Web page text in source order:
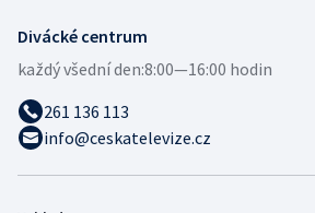
Divácké centrum
každý všední den:8:00—16:00 hodin
261 136 113
info@ceskatelevize.cz